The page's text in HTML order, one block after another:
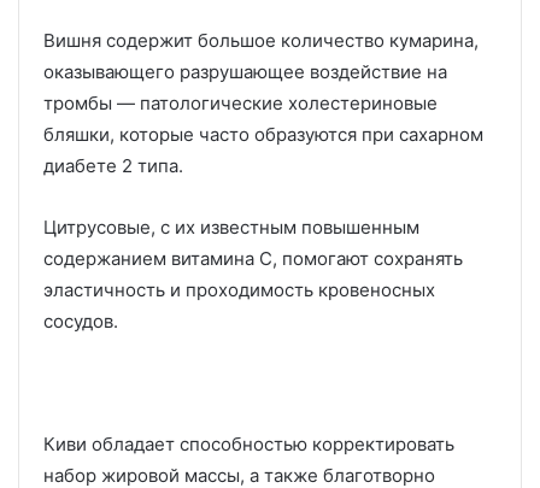
Вишня содержит большое количество кумарина,
оказывающего разрушающее воздействие на
тромбы — патологические холестериновые
бляшки, которые часто образуются при сахарном
диабете 2 типа.
Цитрусовые, с их известным повышенным
содержанием витамина С, помогают сохранять
эластичность и проходимость кровеносных
сосудов.
Киви обладает способностью корректировать
набор жировой массы, а также благотворно